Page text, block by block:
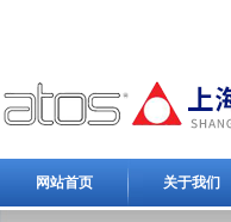
网站首页 关于我们